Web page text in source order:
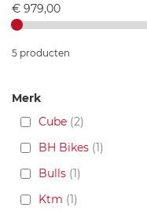
€ 979,00
5 producten
Merk
Cube 2
BH Bikes 1
Bulls 1
Ktm 1